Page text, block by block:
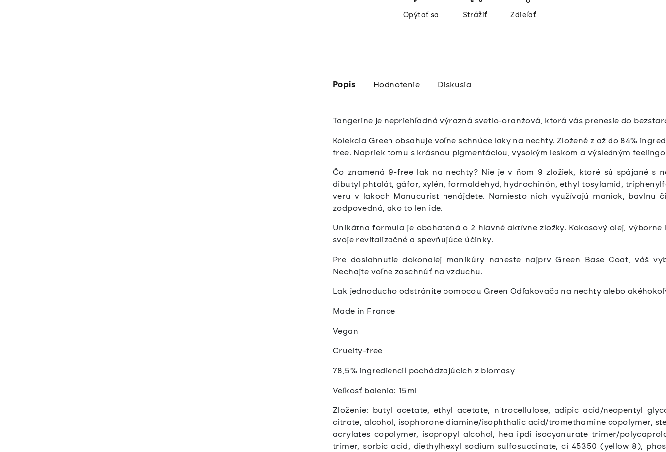
Opýtať sa Strážiť Zdieľať
Popis Hodnotenie Diskusia
Tangerine je nepriehľadná výrazná svetlo-oranžová, ktorá vás prenesie do
Kolekcia Green obsahuje voľne schnúce laky na nechty. Zložené z až do 84%
free. Napriek tomu s krásnou pigmentáciou, vysokým leskom a výsledným
Čo znamená 9-free lak na nechty? Nie je v ňom 9 zložiek, ktoré sú spájané s
dibutyl phtalát, gáfor, xylén, formaldehyd, hydrochinón, ethyl tosylamid,
veru v lakoch Manucurist nenájdete. Namiesto nich využívajú maniok, bavlnu
zodpovedná, ako to len ide.
Unikátna formula je obohatená o 2 hlavné aktívne zložky. Kokosový olej,
svoje revitalizačné a spevňujúce účinky.
Pre dosiahnutie dokonalej manikúry naneste najprv Green Base Coat, váš
Nechajte voľne zaschnúť na vzduchu.
Lak jednoducho odstránite pomocou Green Odľakovača na nechty alebo
Made in France
Vegan
Cruelty-free
78,5% ingrediencií pochádzajúcich z biomasy
Veľkosť balenia: 15ml
Zloženie: butyl acetate, ethyl acetate, nitrocellulose, adipic acid/neopentyl
citrate, alcohol, isophorone diamine/isophthalic acid/tromethamine copolymer,
acrylates copolymer, isopropyl alcohol, hea ipdi isocyanurate trimer/
trimer, sorbic acid, diethylhexyl sodium sulfosuccinate, ci 45350 (yellow 8),